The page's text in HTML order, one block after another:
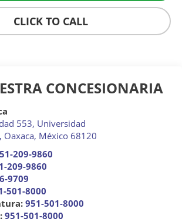
CLICK TO CALL
CONCESIONARIA
553, Universidad
Oaxaca, México 68120
209-9860
209-9860
9709
501-8000
951-501-8000
951-501-8000